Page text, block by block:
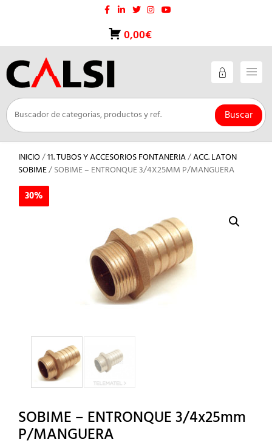
0,00€
Buscar
INICIO/11. TUBOS Y ACCESORIOS FONTANERIA/ACC. LATON
SOBIME/ SOBIME – ENTRONQUE 3/4X25MM P/MANGUERA
30%
SOBIME – ENTRONQUE 3/4x25mm
P/MANGUERA
30%